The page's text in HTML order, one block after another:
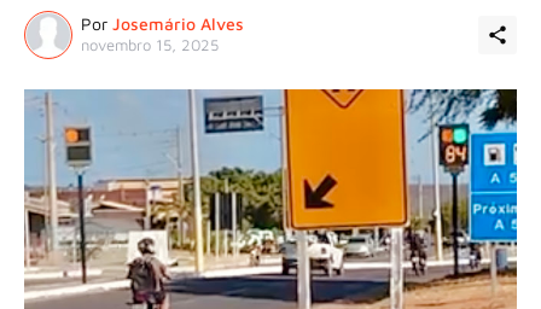
Por Josemário Alves
novembro 15, 2025